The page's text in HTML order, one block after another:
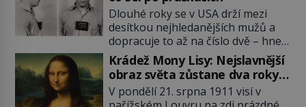
Dlouhé roky se v USA drží mezi
desítkou nejhledanějších mužů a
dopracuje to až na číslo dvě – hned
po Usámovi bin Ládinovi (1957–
2011). To je James „Whitey“ Bulger
(1929–2018) viněný ze spoluúčasti
na 19 vraždách, vydírání a lichvy. A
Krádež Mony Lisy: Nejslavnější
obraz světa zůstane dva roky
nezvěstný
V pondělí 21. srpna 1911 visí v